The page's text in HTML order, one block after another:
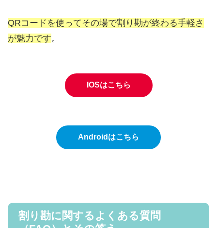
QRコードを使ってその場で割り勘が終わる手軽さ
が魅力です。
IOSはこちら
Androidはこちら
割り勘に関するよくある質問